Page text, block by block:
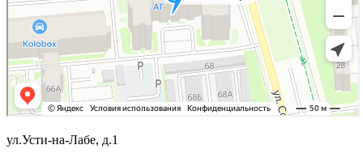
ул.Усти-на-Лабе, д.1